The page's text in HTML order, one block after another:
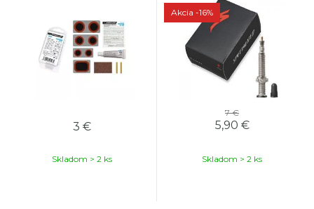
3 €
Skladom > 2 ks
Akcia -16%
7 €
5,90 €
Skladom > 2 ks